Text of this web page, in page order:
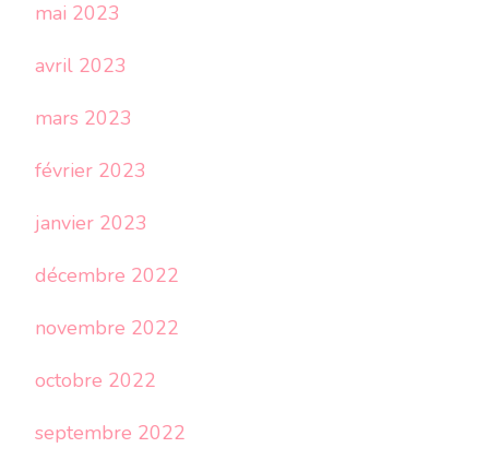
mai 2023
avril 2023
mars 2023
février 2023
janvier 2023
décembre 2022
novembre 2022
octobre 2022
septembre 2022